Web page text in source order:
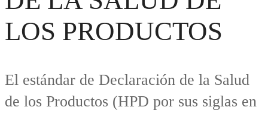
LOS PRODUCTOS
El estándar de Declaración de la Salud
de los Productos (HPD por sus siglas en